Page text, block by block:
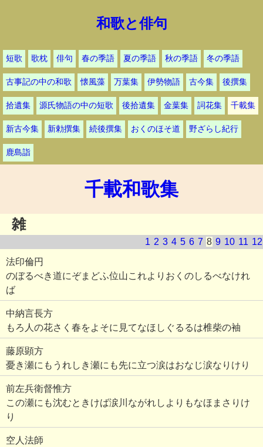
和歌と俳句
短歌 歌枕 俳句 春の季語 夏の季語 秋の季語 冬の季語
古事記の中の和歌 懐風藻 万葉集 伊勢物語 古今集 後撰集
拾遺集 源氏物語の中の短歌 後拾遺集 金葉集 詞花集 千載集
新古今集 新勅撰集 続後撰集 おくのほそ道 野ざらし紀行
鹿島詣
千載和歌集
雑
1 2 3 4 5 6 7 8 9 10 11 12
法印倫円
のぼるべき道にぞまどふ位山これよりおくのしるべなけれ
ば
中納言長方
もろ人の花さく春をよそに見てなほしぐるるは椎柴の袖
藤原顕方
憂き瀬にもうれしき瀬にも先に立つ涙はおなじ涙なりけり
前左兵衛督惟方
この瀬にも沈むときけば涙川ながれしよりもなほまさりけ
り
空人法師